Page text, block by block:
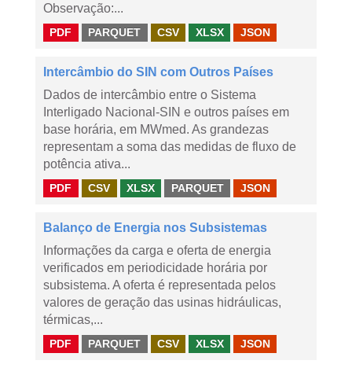
Observação:...
PDF PARQUET CSV XLSX JSON
Intercâmbio do SIN com Outros Países
Dados de intercâmbio entre o Sistema
Interligado Nacional-SIN e outros países em
base horária, em MWmed. As grandezas
representam a soma das medidas de fluxo de
potência ativa...
PDF CSV XLSX PARQUET JSON
Balanço de Energia nos Subsistemas
Informações da carga e oferta de energia
verificados em periodicidade horária por
subsistema. A oferta é representada pelos
valores de geração das usinas hidráulicas,
térmicas,...
PDF PARQUET CSV XLSX JSON